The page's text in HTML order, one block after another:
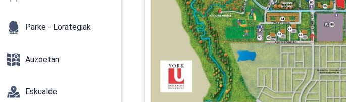
Parke - Lorategiak
Auzoetan
Eskualde